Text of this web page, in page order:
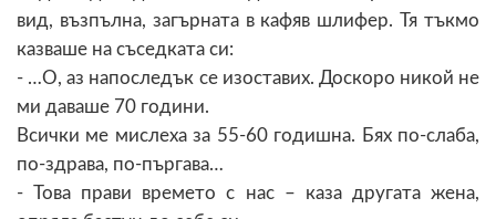
вид, възпълна, загърната в кафяв шлифер. Тя тъкмо
казваше на съседката си:
- …О, аз напоследък се изоставих. Доскоро никой не
ми даваше 70 години.
Всички ме мислеха за 55-60 годишна. Бях по-слаба,
по-здрава, по-пъргава…
- Това прави времето с нас – каза другата жена,